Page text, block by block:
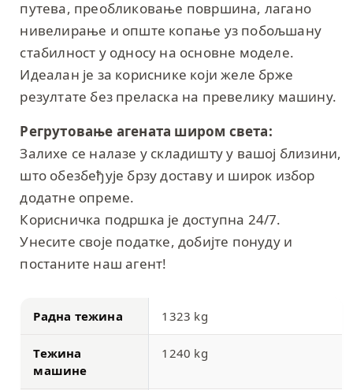
путева, преобликовање површина, лагано
нивелирање и опште копање уз побољшану
стабилност у односу на основне моделе.
Идеалан је за кориснике који желе брже
резултате без преласка на превелику машину.
Регрутовање агената широм света:
Залихе се налазе у складишту у вашој близини,
што обезбеђује брзу доставу и широк избор
додатне опреме.
Корисничка подршка је доступна 24/7.
Унесите своје податке, добијте понуду и
постаните наш агент!
Радна тежина 1323 kg
Тежина
машине
1240 kg